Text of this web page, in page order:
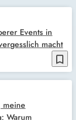
bookmark_border
Events in
macht
meine
Warum